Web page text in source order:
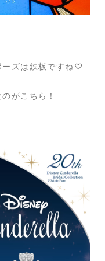
ーズは鉄板ですね♡
がこちら！